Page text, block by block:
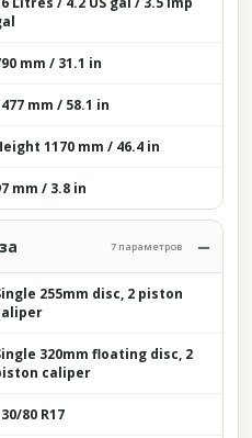
mm / 31.1 in
mm / 58.1 in
1170 mm / 46.4 in
mm / 3.8 in
7 параметров
255mm disc, 2 piston
320mm floating disc, 2
caliper
80 R17